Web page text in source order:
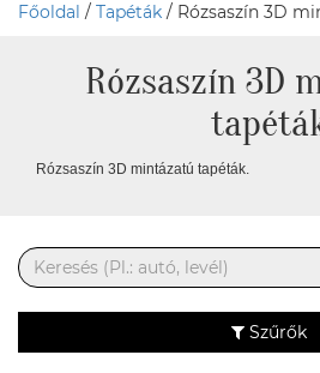
Főoldal / Tapéták / Rózsaszín 3D
Rózsaszín 3D
Rózsaszín 3D mintázatú tapéták.
Szűrők